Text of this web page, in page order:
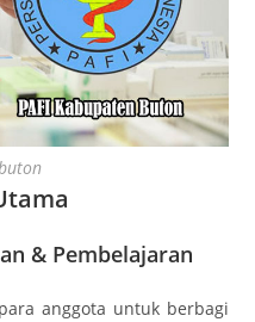
& Pembelajaran
anggota untuk berbagi